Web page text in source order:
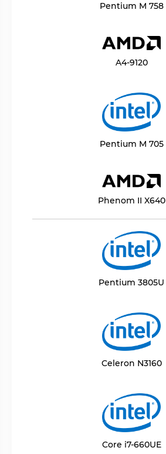
Pentium M 758
A4-9120
Pentium M 705
Phenom II X640
Pentium 3805U
Celeron N3160
Core i7-660UE